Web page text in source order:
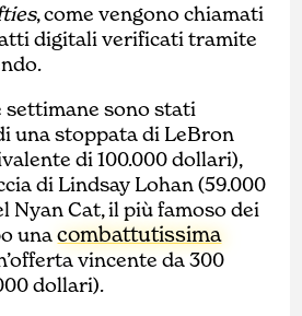
, come vengono chiamati
digitali verificati tramite
settimane sono stati
una stoppata di LeBron
di 100.000 dollari),
di Lindsay Lohan (59.000
Nyan Cat, il più famoso dei
unacombattutissima
vincente da 300
dollari).